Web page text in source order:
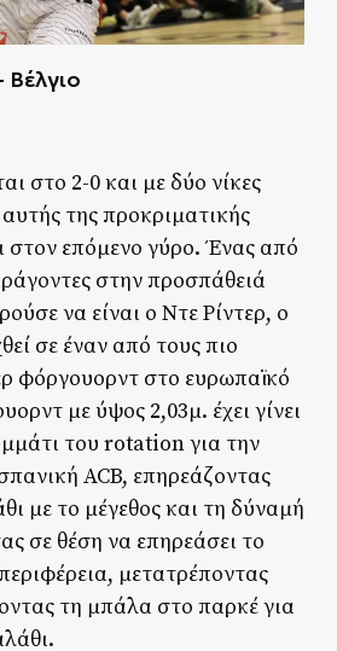
στο 2-0 και με δύο νίκες
της προκριματικής
στον επόμενο γύρο. Ένας από
στην προσπάθειά
να είναι ο Ντε Ρίντερ, ο
σε έναν από τους πιο
φόργουορντ στο ευρωπαϊκό
με ύψος 2,03μ. έχει γίνει
του rotation για την
ACB, επηρεάζοντας
με το μέγεθος και τη δύναμή
σε θέση να επηρεάσει το
μετατρέποντας
τη μπάλα στο παρκέ για